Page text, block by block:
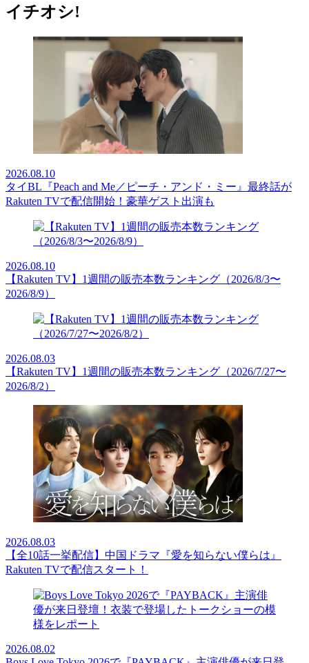
イチオシ!
2026.08.10
タイBL『Peach and Me／ピーチ・アンド・ミー』最終話が
Rakuten TVで配信開始！豪華ゲスト出演も
2026.08.10
【Rakuten TV】1週間の販売本数ランキング（2026/8/3〜
2026/8/9）
2026.08.03
【Rakuten TV】1週間の販売本数ランキング（2026/7/27〜
2026/8/2）
2026.08.03
【全10話一挙配信】中国ドラマ『愛を知らない僕らは』
Rakuten TVで配信スタート！
2026.08.02